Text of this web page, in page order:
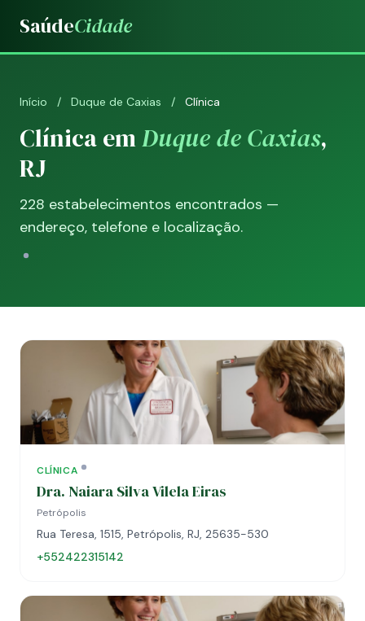
SaúdeCidade
Início / Duque de Caxias / Clínica
Clínica emDuque de Caxias,
RJ
228 estabelecimentos encontrados —
endereço, telefone e localização.
CLÍNICA
Dra. Naiara Silva Vilela Eiras
Petrópolis
Rua Teresa, 1515, Petrópolis, RJ, 25635-530
+552422315142